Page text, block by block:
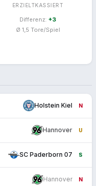
ERZIELTKASSIERT
Differenz: +3
Ø 1,5 Tore/Spiel
Holstein Kiel N
Hannover U
SC Paderborn 07 S
Hannover N